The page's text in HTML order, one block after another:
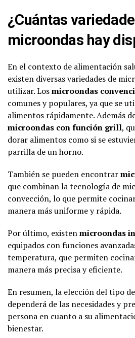
¿Cuántas
microondas hay
En el contexto de alimentación
existen diversas variedades de
utilizar. Losmicroondas
comunes y populares, ya que se
alimentos rápidamente. Además
microondas con función grill,
dorar alimentos como si se
parrilla de un horno.
También se pueden encontrar
que combinan la tecnología de
convección, lo que permite
manera más uniforme y rápida.
Por último, existenmicroondas
equipados con funciones
temperatura, que permiten
manera más precisa y eficiente.
En resumen, la elección del tipo
dependerá de las necesidades y
persona en cuanto a su
bienestar.